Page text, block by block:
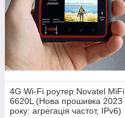
4G Wi-Fi роутер Novatel MiFi
6620L (Нова прошивка 2023
року: агрегація частот, IPv6)